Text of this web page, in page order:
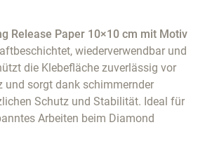
Release Paper 10×10 cm mit Motiv
wiederverwendbar und
die Klebefläche zuverlässig vor
und sorgt dank schimmernder
Schutz und Stabilität. Ideal für
Arbeiten beim Diamond